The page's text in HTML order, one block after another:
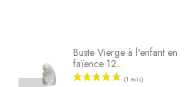
Buste Vierge à l'enfant en
faïence 12...